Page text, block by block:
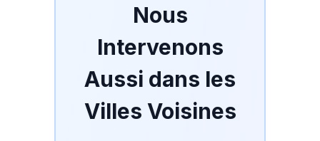
Nous
Intervenons
Aussi dans les
Villes Voisines